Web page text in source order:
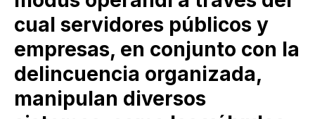
cual servidores públicos y
empresas, en conjunto con la
delincuencia organizada,
manipulan diversos